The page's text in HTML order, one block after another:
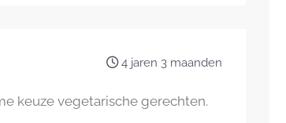
4 jaren 3 maanden
keuze vegetarische gerechten.